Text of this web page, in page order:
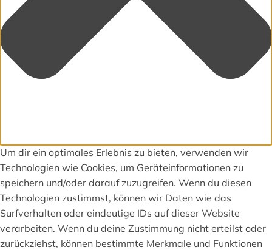
Um dir ein optimales Erlebnis zu bieten, verwenden wir
Technologien wie Cookies, um Geräteinformationen zu
speichern und/oder darauf zuzugreifen. Wenn du diesen
Technologien zustimmst, können wir Daten wie das
Surfverhalten oder eindeutige IDs auf dieser Website
verarbeiten. Wenn du deine Zustimmung nicht erteilst oder
zurückziehst, können bestimmte Merkmale und Funktionen